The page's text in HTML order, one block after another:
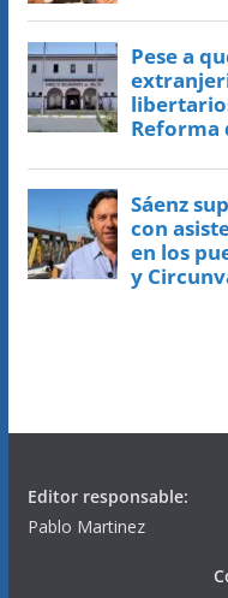
Editor responsable:
Pablo Martinez